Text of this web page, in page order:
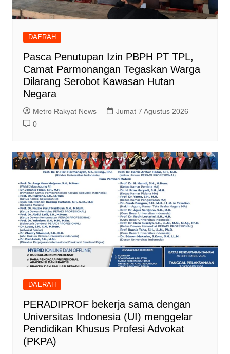
DAERAH
Pasca Penutupan Izin PBPH PT TPL,
Camat Parmonangan Tegaskan Warga
Dilarang Serobot Kawasan Hutan
Negara
Metro Rakyat News
Jumat 7 Agustus 2026
0
DAERAH
PERADIPROF bekerja sama dengan
Universitas Indonesia (UI) menggelar
Pendidikan Khusus Profesi Advokat
(PKPA)